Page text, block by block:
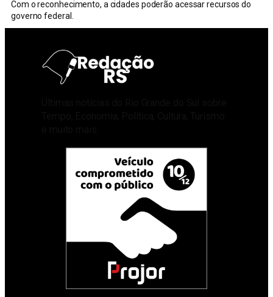
Com o reconhecimento, a cidades poderão acessar recursos do
governo federal.